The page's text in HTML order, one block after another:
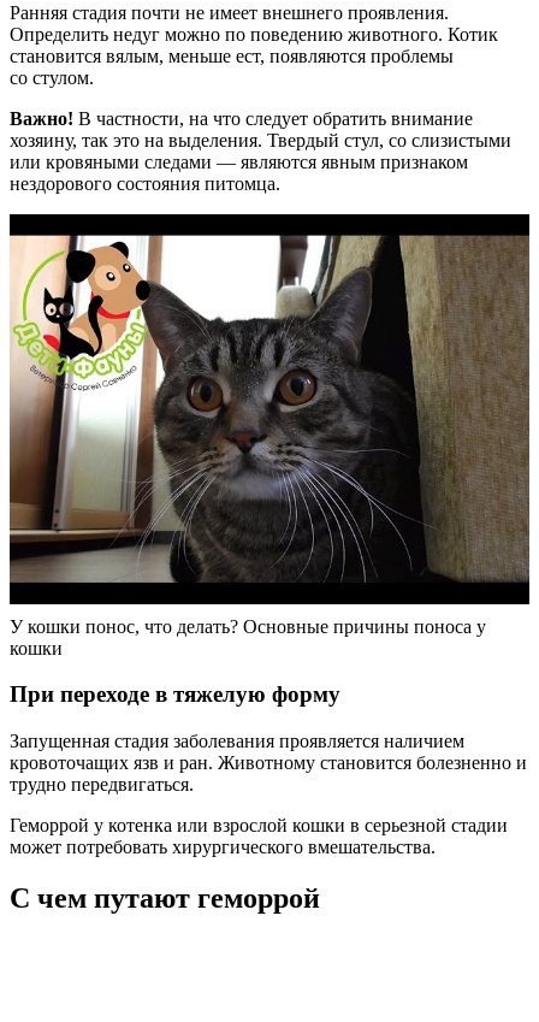
Ранняя стадия почти не имеет внешнего проявления.
Определить недуг можно по поведению животного. Котик
становится вялым, меньше ест, появляются проблемы
со стулом.
Важно! В частности, на что следует обратить внимание
хозяину, так это на выделения. Твердый стул, со слизистыми
или кровяными следами — являются явным признаком
нездорового состояния питомца.
У кошки понос, что делать? Основные причины поноса у
кошки
При переходе в тяжелую форму
Запущенная стадия заболевания проявляется наличием
кровоточащих язв и ран. Животному становится болезненно и
трудно передвигаться.
Геморрой у котенка или взрослой кошки в серьезной стадии
может потребовать хирургического вмешательства.
С чем путают геморрой